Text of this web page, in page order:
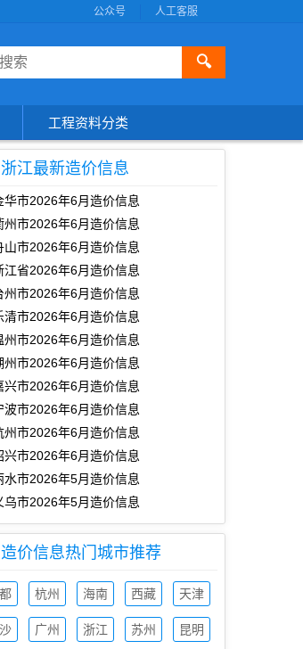
人工客服
公众号
🔍
工程资料分类
浙江最新造价信息
华市2026年6月造价信息
州市2026年6月造价信息
山市2026年6月造价信息
江省2026年6月造价信息
州市2026年6月造价信息
清市2026年6月造价信息
州市2026年6月造价信息
州市2026年6月造价信息
兴市2026年6月造价信息
波市2026年6月造价信息
州市2026年6月造价信息
兴市2026年6月造价信息
水市2026年5月造价信息
乌市2026年5月造价信息
造价信息热门城市推荐
杭州
信息
海南
信息
西藏
信息
天津
信息
广州
浙江
苏州
昆明